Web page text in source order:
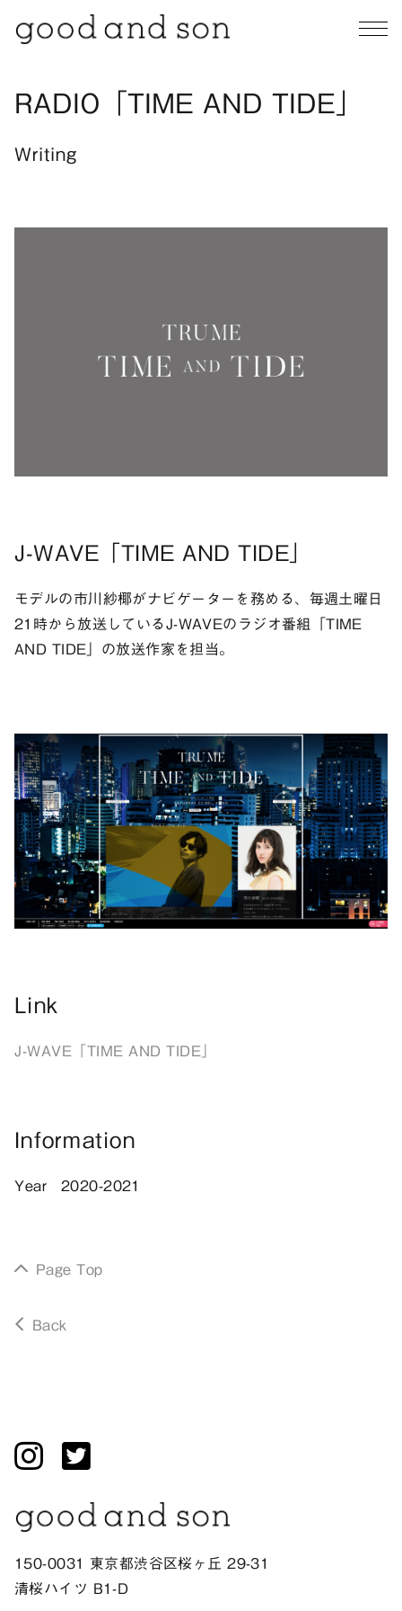
RADIO「TIME AND TIDE」
Writing
J-WAVE「TIME AND TIDE」
モデルの市川紗椰がナビゲーターを務める、毎週土曜日
21時から放送しているJ-WAVEのラジオ番組「TIME
AND TIDE」の放送作家を担当。
Link
J-WAVE「TIME AND TIDE」
Information
Year 2020-2021
Page Top
Back
150-0031 東京都渋谷区桜ヶ丘 29-31
清桜ハイツ B1-D